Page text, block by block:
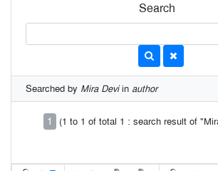
Search
Searched by Mira Deviin author
1 (1 to 1 of total 1 : search result of